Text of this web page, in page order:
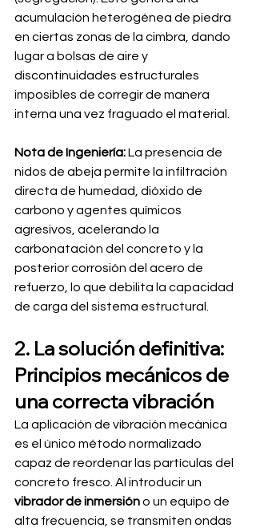
acumulación heterogénea de piedra
en ciertas zonas de la cimbra, dando
lugar a bolsas de aire y
discontinuidades estructurales
imposibles de corregir de manera
interna una vez fraguado el material.
Nota de Ingeniería: La presencia de
nidos de abeja permite la infiltración
directa de humedad, dióxido de
carbono y agentes químicos
agresivos, acelerando la
carbonatación del concreto y la
posterior corrosión del acero de
refuerzo, lo que debilita la capacidad
de carga del sistema estructural.
2. La solución definitiva:
Principios mecánicos de
una correcta vibración
La aplicación de vibración mecánica
es el único método normalizado
capaz de reordenar las partículas del
concreto fresco. Al introducir un
vibrador de inmersión o un equipo de
alta frecuencia, se transmiten ondas